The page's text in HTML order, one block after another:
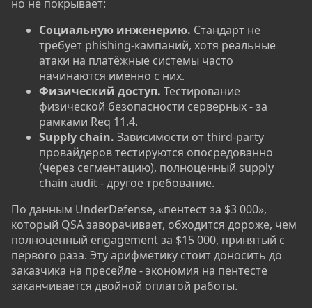
но не покрывает:
Социальную инженерию. Стандарт не
требует phishing-кампаний, хотя реальные
атаки на платёжные системы часто
начинаются именно с них.
Физический доступ. Тестирование
физической безопасности серверных - за
рамками Req 11.4.
Supply chain. Зависимости от third-party
провайдеров тестируются опосредованно
(через сегментацию), полноценный supply
chain audit - другое требование.
По данным UnderDefense, «пентест за $3 000»,
который QSA заворачивает, обходится дороже, чем
полноценный engagement за $15 000, принятый с
первого раза. Эту арифметику стоит доносить до
заказчика на пресейле - экономия на пентесте
заканчивается двойной оплатой работы.